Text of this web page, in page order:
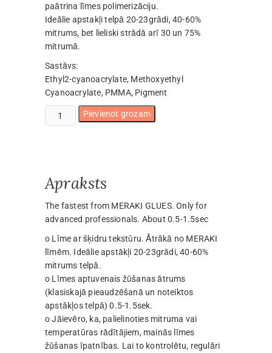
paātrina līmes polimerizāciju.
Ideālie apstakļi telpā 20-23grādi, 40-60%
mitrums, bet lieliski strādā arī 30 un 75%
mitrumā.
Sastāvs:
Ethyl2-cyanoacrylate, Methoxyethyl
Cyanoacrylate, PMMA, Pigment
līme
Pievienot grozam
Apraksts
The fastest from MERAKI GLUES. Only for
advanced professionals. About 0.5-1.5sec
o Līme ar šķidru tekstūru. Ātrākā no MERAKI
līmēm. Ideālie apstākļi 20-23grādi, 40-60%
mitrums telpā.
o Līmes aptuvenais žūšanas ātrums
(klasiskajā pieaudzēšanā un noteiktos
apstākļos telpā) 0.5-1.5sek.
o Jāievēro, ka, palielinoties mitruma vai
temperatūras rādītājiem, mainās līmes
žūšanas īpatnības. Lai to kontrolētu, regulāri